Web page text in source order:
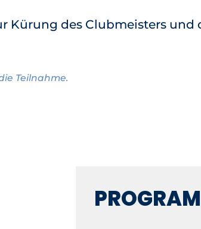
Kürung des Clubmeisters und
Teilnahme.